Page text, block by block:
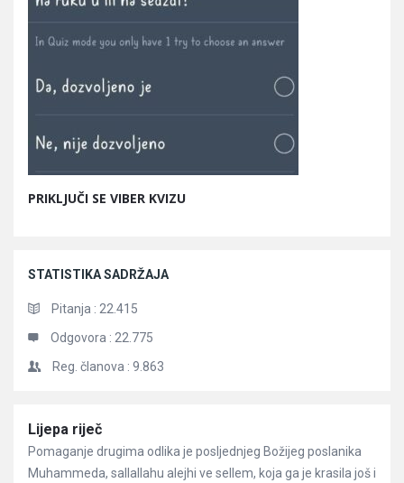
PRIKLJUČI SE VIBER KVIZU
STATISTIKA SADRŽAJA
Pitanja : 22.415
Odgovora : 22.775
Reg. članova : 9.863
Članci
Lijepa riječ
Pomaganje drugima odlika je posljednjeg Božijeg poslanika
Muhammeda, sallallahu alejhi ve sellem, koja ga je krasila još i